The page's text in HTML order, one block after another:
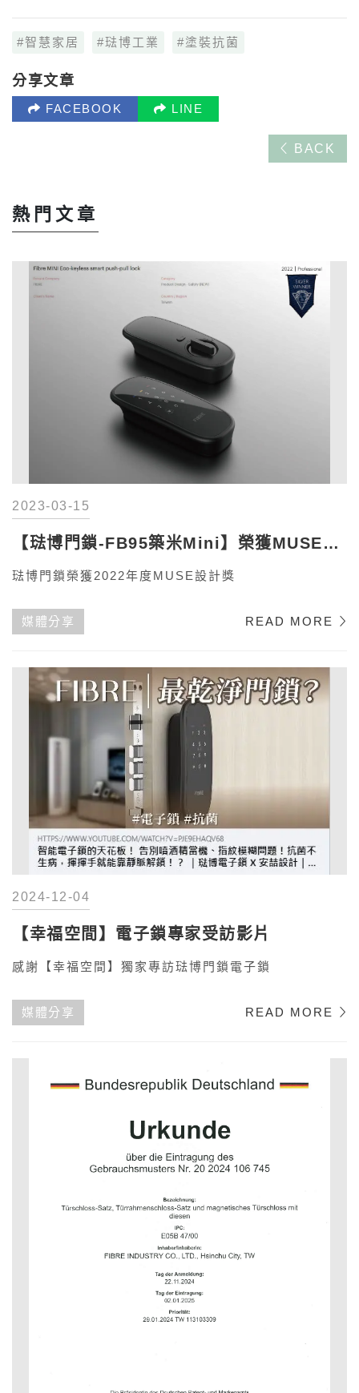
智慧家居 琺博工業 塗裝抗菌
分享文章
FACEBOOK LINE
BACK
熱門文章
2023-03-15
【琺博門鎖-FB95築米Mini】榮獲MUSE大
獎
琺博門鎖榮獲2022年度MUSE設計獎
媒體分享 READ MORE
2024-12-04
【幸福空間】電子鎖專家受訪影片
感謝【幸福空間】獨家專訪琺博門鎖電子鎖
媒體分享 READ MORE